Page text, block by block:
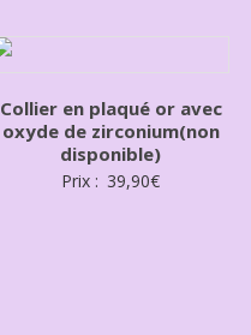
Collier en plaqué or avec
oxyde de zirconium(non
disponible)
Prix : 39,90€